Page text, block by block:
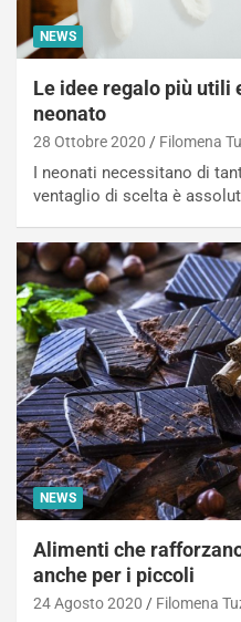
NEWS
Le idee regalo più utili
neonato
28 Ottobre 2020 Filomena
I neonati necessitano di
ventaglio di scelta è
NEWS
Alimenti che
anche per i piccoli
24 Agosto 2020 Filomena